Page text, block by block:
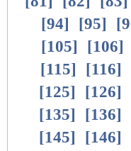
[94] [95] [
[105] [106]
[115] [116]
[125] [126]
[135] [136]
[145] [146]